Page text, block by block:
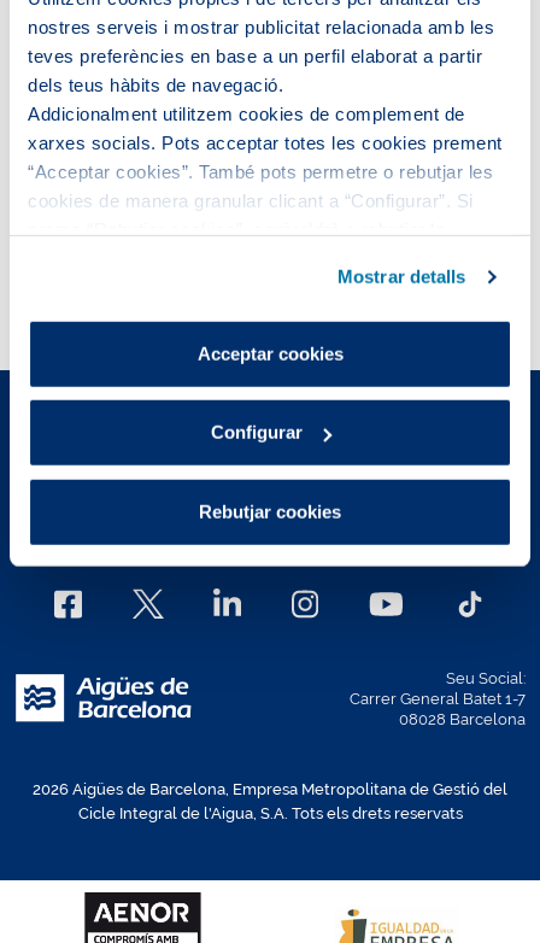
nostres serveis i mostrar publicitat relacionada amb les
teves preferències en base a un perfil elaborat a partir
dels teus hàbits de navegació.
Addicionalment utilitzem cookies de complement de
xarxes socials. Pots acceptar totes les cookies prement
“Acceptar cookies”. També pots permetre o rebutjar les
cookies de manera granular clicant a “Configurar”. Si
que són indispensables perquè el lloc web funcioni i que,
per tant, no es poden desactivar.
Pots consultar més informació a la nostra
Mostrar detalls
Acceptar cookies
Configurar
Rebutjar cookies
Xifres i assoliments
50,6M€ en accions destinades al medi ambient.
43,3 hm3
d'aigua regenerada
produïda.
Reducció del
13,02%
de les emissions de CO2
dels residus gestionats a les
Polítiques de privacitat
Política d'accessibilitat web
Seu Social:
Carrer General Batet 1-7
08028 Barcelona
2026 Aigües de Barcelona, Empresa Metropolitana de Gestió del
Cicle Integral de l'Aigua, S.A. Tots els drets reservats